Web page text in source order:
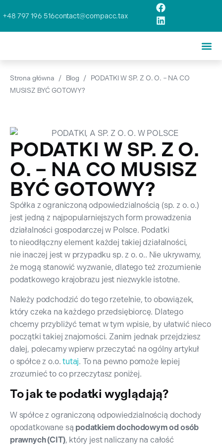
+48 797 196 516contact@compacc.tax
Strona główna / Blog / PODATKI W SP. Z O. O. – NA CO
MUSISZ BYĆ GOTOWY?
PODATKI W SP. Z O.
O. – NA CO MUSISZ
BYĆ GOTOWY?
Spółka z ograniczoną odpowiedzialnością (sp. z o. o.)
jest jedną z najpopularniejszych form prowadzenia
działalności gospodarczej w Polsce. Podatki
to nieodłączny element każdej takiej działalności,
nie inaczej jest w przypadku sp. z o. o.. Nie ukrywamy,
że mogą stanowić wyzwanie, dlatego też zrozumienie
podatkowego krajobrazu jest niezwykle istotne.
Należy podchodzić do tego rzetelnie, to obowiązek,
który czeka na każdego przedsiębiorcę. Dlatego
chcemy przybliżyć temat w tym wpisie, by ułatwić nieco
początki takiej znajomości. Zanim jednak przejdziesz
dalej, polecamy wpierw przeczytać na ogólny artykuł
o spółce z o.o.tutaj. To na pewno pomoże lepiej
zrozumieć to co przeczytasz poniżej.
To jak te podatki wyglądają?
W spółce z ograniczoną odpowiedzialnością dochody
opodatkowane są podatkiem dochodowym od osób
prawnych (CIT), który jest naliczany na całość